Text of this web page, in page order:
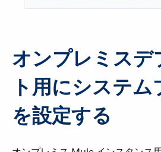
オンプレミスデ
ト用にシステ
を設定する